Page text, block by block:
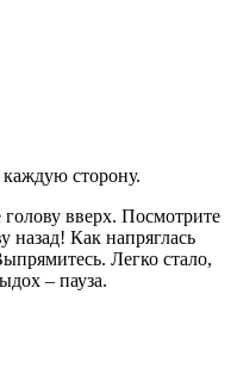
сторону.
вверх. Посмотрите
назад! Как напряглась
Легко стало,
– пауза.